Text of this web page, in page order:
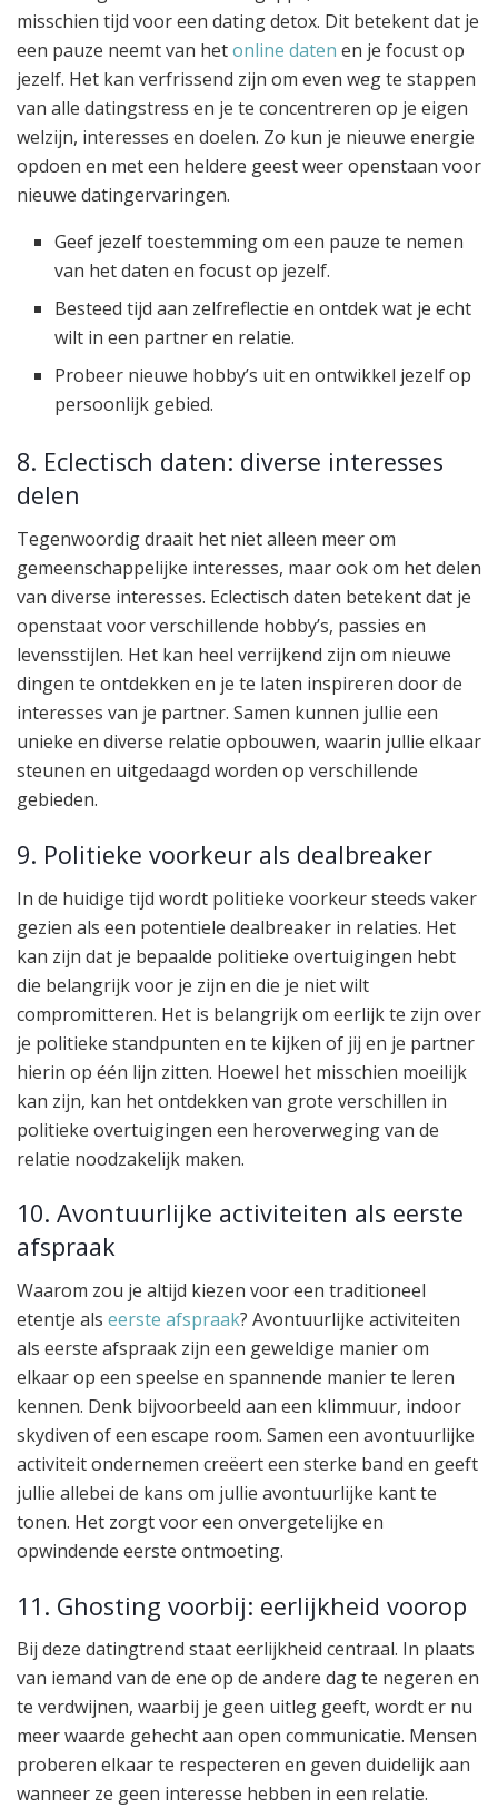
misschien tijd voor een dating detox. Dit betekent dat je
een pauze neemt van hetonline daten en je focust op
jezelf. Het kan verfrissend zijn om even weg te stappen
van alle datingstress en je te concentreren op je eigen
welzijn, interesses en doelen. Zo kun je nieuwe energie
opdoen en met een heldere geest weer openstaan voor
nieuwe datingervaringen.
Geef jezelf toestemming om een pauze te nemen
van het daten en focust op jezelf.
Besteed tijd aan zelfreflectie en ontdek wat je echt
wilt in een partner en relatie.
Probeer nieuwe hobby’s uit en ontwikkel jezelf op
persoonlijk gebied.
8. Eclectisch daten: diverse interesses
delen
Tegenwoordig draait het niet alleen meer om
gemeenschappelijke interesses, maar ook om het delen
van diverse interesses. Eclectisch daten betekent dat je
openstaat voor verschillende hobby’s, passies en
levensstijlen. Het kan heel verrijkend zijn om nieuwe
dingen te ontdekken en je te laten inspireren door de
interesses van je partner. Samen kunnen jullie een
unieke en diverse relatie opbouwen, waarin jullie elkaar
steunen en uitgedaagd worden op verschillende
gebieden.
9. Politieke voorkeur als dealbreaker
In de huidige tijd wordt politieke voorkeur steeds vaker
gezien als een potentiele dealbreaker in relaties. Het
kan zijn dat je bepaalde politieke overtuigingen hebt
die belangrijk voor je zijn en die je niet wilt
compromitteren. Het is belangrijk om eerlijk te zijn over
je politieke standpunten en te kijken of jij en je partner
hierin op één lijn zitten. Hoewel het misschien moeilijk
kan zijn, kan het ontdekken van grote verschillen in
politieke overtuigingen een heroverweging van de
relatie noodzakelijk maken.
10. Avontuurlijke activiteiten als eerste
afspraak
Waarom zou je altijd kiezen voor een traditioneel
etentje als eerste afspraak? Avontuurlijke activiteiten
als eerste afspraak zijn een geweldige manier om
elkaar op een speelse en spannende manier te leren
kennen. Denk bijvoorbeeld aan een klimmuur, indoor
skydiven of een escape room. Samen een avontuurlijke
activiteit ondernemen creëert een sterke band en geeft
jullie allebei de kans om jullie avontuurlijke kant te
tonen. Het zorgt voor een onvergetelijke en
opwindende eerste ontmoeting.
11. Ghosting voorbij: eerlijkheid voorop
Bij deze datingtrend staat eerlijkheid centraal. In plaats
van iemand van de ene op de andere dag te negeren en
te verdwijnen, waarbij je geen uitleg geeft, wordt er nu
meer waarde gehecht aan open communicatie. Mensen
proberen elkaar te respecteren en geven duidelijk aan
wanneer ze geen interesse hebben in een relatie.